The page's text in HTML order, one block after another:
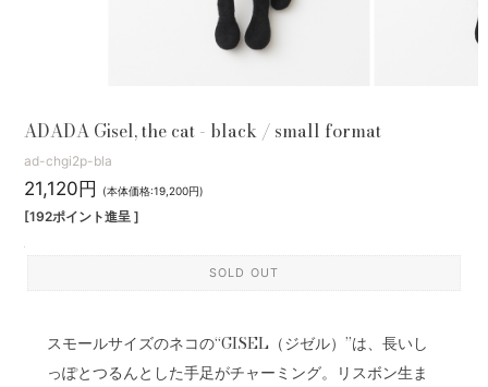
ADADA Gisel, the cat - black / small format
ad-chgi2p-bla
21,120円 (本体価格:19,200円)
[192ポイント進呈 ]
SOLD OUT
スモールサイズのネコの“GISEL（ジゼル）”は、長いし
っぽとつるんとした手足がチャーミング。リスボン生ま